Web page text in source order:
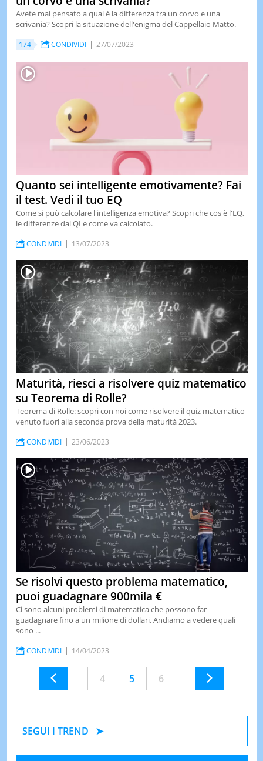
Avete mai pensato a qual è la differenza tra un corvo e una
scrivania? Scopri la situazione dell'enigma del Cappellaio Matto.
174 CONDIVIDI 27/07/2023
Quanto sei intelligente emotivamente? Fai
il test. Vedi il tuo EQ
Come si può calcolare l'intelligenza emotiva? Scopri che cos'è l'EQ,
le differenze dal QI e come va calcolato.
CONDIVIDI 13/07/2023
Maturità, riesci a risolvere quiz matematico
su Teorema di Rolle?
Teorema di Rolle: scopri con noi come risolvere il quiz matematico
venuto fuori alla seconda prova della maturità 2023.
CONDIVIDI 23/06/2023
Se risolvi questo problema matematico,
puoi guadagnare 900mila €
Ci sono alcuni problemi di matematica che possono far
guadagnare fino a un milione di dollari. Andiamo a vedere quali
sono ...
CONDIVIDI 14/04/2023
4 5 6
SEGUI I TREND